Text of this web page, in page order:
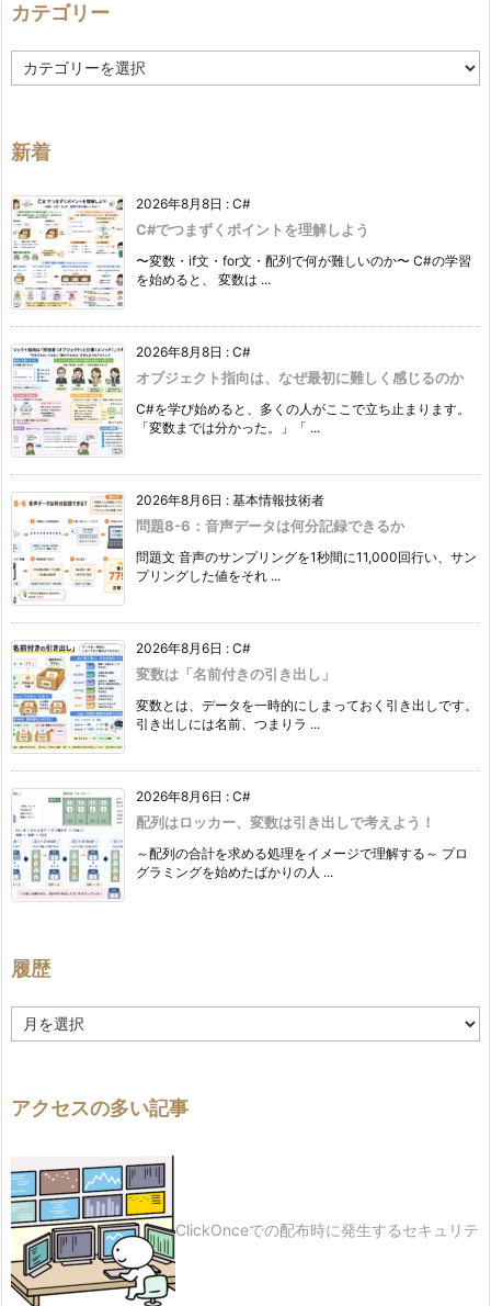
カテゴリー
テ
ー
新着
2026年8月8日 : C#
C#でつまずくポイントを理解しよう
〜変数・if文・for文・配列で何が難しいのか〜 C#の学習
を始めると、 変数は ...
2026年8月8日 : C#
オブジェクト指向は、なぜ最初に難しく感じるのか
C#を学び始めると、多くの人がここで立ち止まります。
「変数までは分かった。」「 ...
2026年8月6日 : 基本情報技術者
問題8-6：音声データは何分記録できるか
問題文 音声のサンプリングを1秒間に11,000回行い、サン
プリングした値をそれ ...
2026年8月6日 : C#
変数は「名前付きの引き出し」
変数とは、データを一時的にしまっておく引き出しです。
引き出しには名前、つまりラ ...
2026年8月6日 : C#
配列はロッカー、変数は引き出しで考えよう！
～配列の合計を求める処理をイメージで理解する～ プロ
グラミングを始めたばかりの人 ...
履歴
歴
アクセスの多い記事
ClickOnceでの配布時に発生するセキュリテ